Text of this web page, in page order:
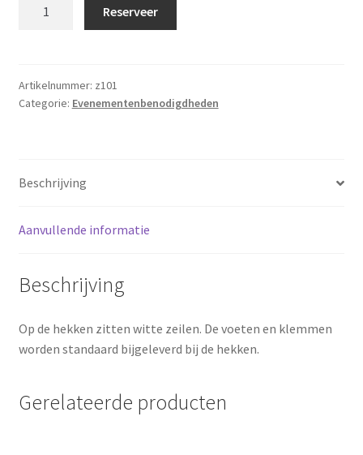
zeil)
aantal
Reserveer
Artikelnummer: z101
Categorie: Evenementenbenodigdheden
Beschrijving
Aanvullende informatie
Beschrijving
Op de hekken zitten witte zeilen. De voeten en klemmen
worden standaard bijgeleverd bij de hekken.
Gerelateerde producten